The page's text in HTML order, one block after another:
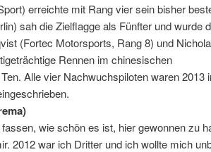
erreichte mit Rang vier sein bisher
sah die Zielflagge als Fünfter und wurde
(Fortec Motorsports, Rang 8) und
Rennen im chinesischen
Alle vier Nachwuchspiloten waren 2013
wie schön es ist, hier gewonnen zu
2012 war ich Dritter und ich wollte mich